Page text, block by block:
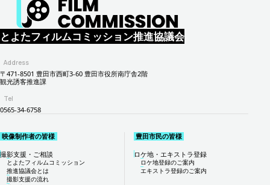
とよたフィルムコミッション推進協議会
Address
〒471-8501 豊田市西町3-60 豊田市役所南庁舎2階
観光誘客推進課
Tel
0565-34-6758
映像制作者の皆様
撮影支援・ご相談
とよたフィルムコミッション
推進協議会とは
撮影支援の流れ
豊田市民の皆様
ロケ地・エキストラ登録
ロケ地登録のご案内
エキストラ登録のご案内